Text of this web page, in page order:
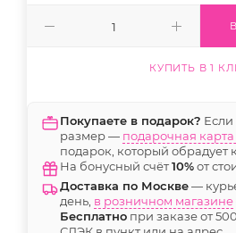
КУПИТЬ В 1
Покупаете в подарок?
размер — подарочная
подарок, который обрадует
На бонусный счёт10%от
Доставка по Москве—
день, в розничном магазине
Бесплатно при заказе от